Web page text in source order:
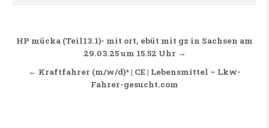
Beitragsnavigation
HP mücka (Teil13.1)- mit ort, ebüt mit gz in Sachsen am
29.03.25 um 15.52 Uhr →
← Kraftfahrer (m/w/d)* | CE | Lebensmittel – Lkw-
Fahrer-gesucht.com